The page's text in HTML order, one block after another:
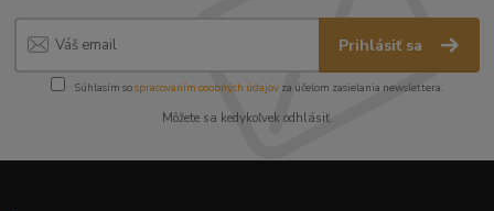
Prihlásiť sa
Súhlasím sospracovaním osobných údajov za účelom zasielania newslettera.
Môžete sa kedykoľvek odhlásiť.